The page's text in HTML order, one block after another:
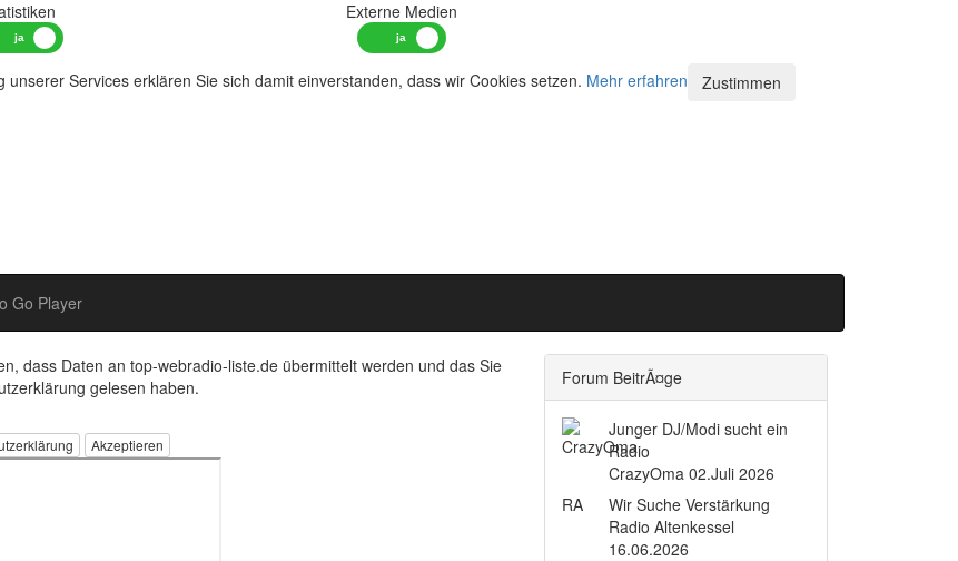
Externe Medien
Services erklären Sie sich damit einverstanden, dass wir Cookies setzen. Mehr erfahren Zustimmen
Go Player
dass Daten an top-webradio-liste.de übermittelt werden und das Sie
gelesen haben.
Forum BeitrÃ¤ge
Junger DJ/Modi sucht ein
Radio
CrazyOma02.Juli 2026
RA
Wir Suche Verstärkung
Radio Altenkessel
16.06.2026